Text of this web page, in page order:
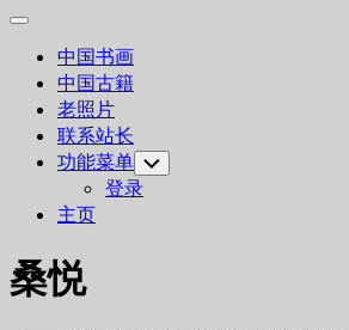
Expand
中国书画
中国古籍
老照片
联系站长
功能菜单 Toggle
Child
Menu
登录
主页
桑悦